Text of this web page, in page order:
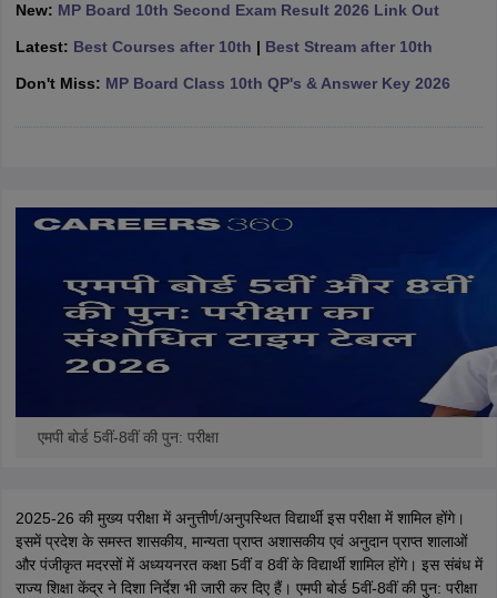
10th SyllabusJAC 10th Syllabus Odisha 10th Syllabus Kerala
for Class 10Syllabus for Class 11Syllabus for Class 12
Knowledge OlympiadHBCSE Mathematical OlympiadView All
New: MP Board 10th Second Exam Result 2026 Link Out
Latest: Best Courses after 10th | Best Stream after 10th
Don't Miss: MP Board Class 10th QP's & Answer Key 2026
एमपी बोर्ड 5वीं-8वीं की पुन: परीक्षा
2025-26 की मुख्य परीक्षा में अनुत्तीर्ण/अनुपस्थित विद्यार्थी इस परीक्षा में शामिल होंगे।
इसमें प्रदेश के समस्त शासकीय, मान्यता प्राप्त अशासकीय एवं अनुदान प्राप्त शालाओं
और पंजीकृत मदरसों में अध्ययनरत कक्षा 5वीं व 8वीं के विद्यार्थी शामिल होंगे। इस संबंध में
राज्य शिक्षा केंद्र ने दिशा निर्देश भी जारी कर दिए हैं। एमपी बोर्ड 5वीं-8वीं की पुन: परीक्षा